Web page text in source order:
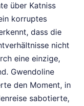
über Katniss
korruptes
dass die
nicht
eine einzige,
Gwendoline
den Moment, in
sabotierte,